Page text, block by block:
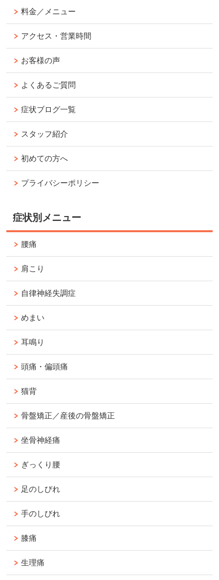
料金／メニュー
アクセス・営業時間
お客様の声
よくあるご質問
症状ブログ一覧
スタッフ紹介
初めての方へ
プライバシーポリシー
症状別メニュー
腰痛
肩こり
自律神経失調症
めまい
耳鳴り
頭痛・偏頭痛
猫背
骨盤矯正／産後の骨盤矯正
坐骨神経痛
ぎっくり腰
足のしびれ
手のしびれ
膝痛
生理痛